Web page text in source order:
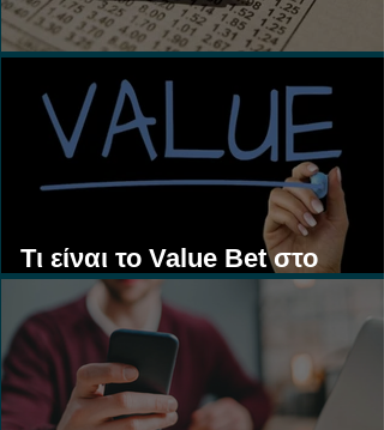
Τι είναι τα Ασιατικά Χάντικαπ;
Τι είναι το Value Bet στο
Στοίχημα;